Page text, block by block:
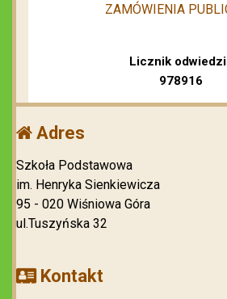
ZAMÓWIENIA
Licznik
978916
Adres
Szkoła Podstawowa
im. Henryka Sienkiewicza
95 - 020 Wiśniowa Góra
ul.Tuszyńska 32
Kontakt